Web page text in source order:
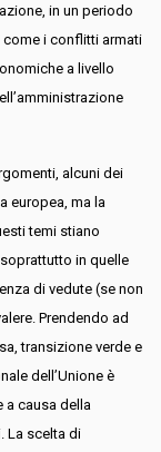
in un periodo
i conflitti armati
a livello
alcuni dei
europea, ma la
temi stiano
in quelle
di vedute (se non
Prendendo ad
transizione verde e
dell’Unione è
a causa della
La scelta di